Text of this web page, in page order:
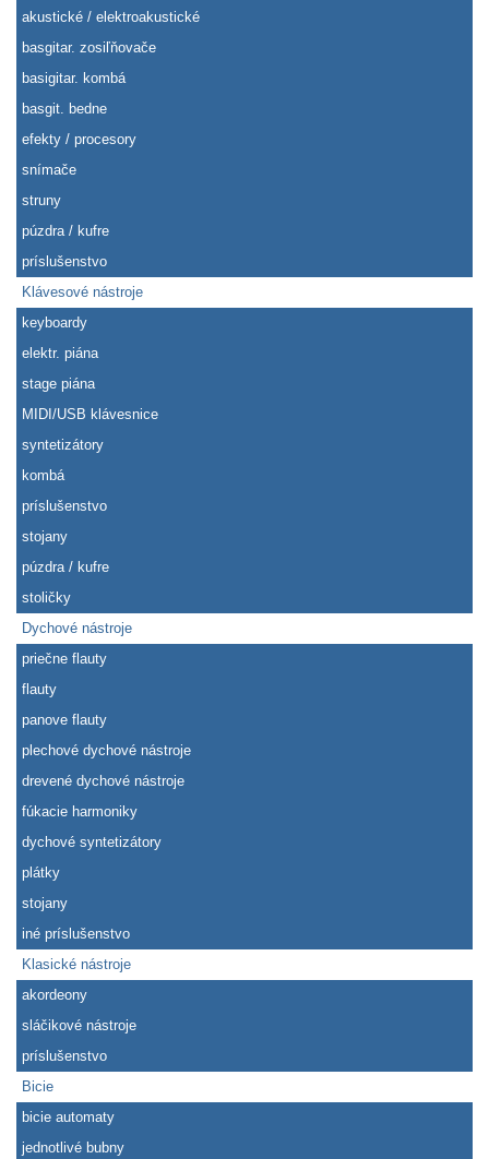
akustické / elektroakustické
basgitar. zosiľňovače
basigitar. kombá
basgit. bedne
efekty / procesory
snímače
struny
púzdra / kufre
príslušenstvo
Klávesové nástroje
keyboardy
elektr. piána
stage piána
MIDI/USB klávesnice
syntetizátory
kombá
príslušenstvo
stojany
púzdra / kufre
stoličky
Dychové nástroje
priečne flauty
flauty
panove flauty
plechové dychové nástroje
drevené dychové nástroje
fúkacie harmoniky
dychové syntetizátory
plátky
stojany
iné príslušenstvo
Klasické nástroje
akordeony
sláčikové nástroje
príslušenstvo
Bicie
bicie automaty
jednotlivé bubny